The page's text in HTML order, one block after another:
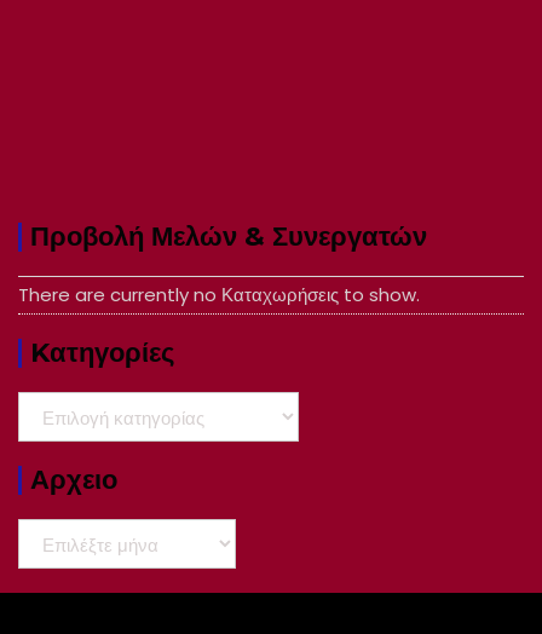
Προβολή Μελών & Συνεργατών
There are currently no Καταχωρήσεις to show.
Kατηγορίες
Kατηγορίες
Αρχειο
Αρχειο